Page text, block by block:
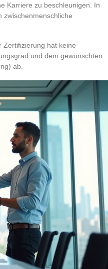
Karriere zu beschleunigen. In
zwischenmenschliche
Zertifizierung hat keine
und dem gewünschten
ab.